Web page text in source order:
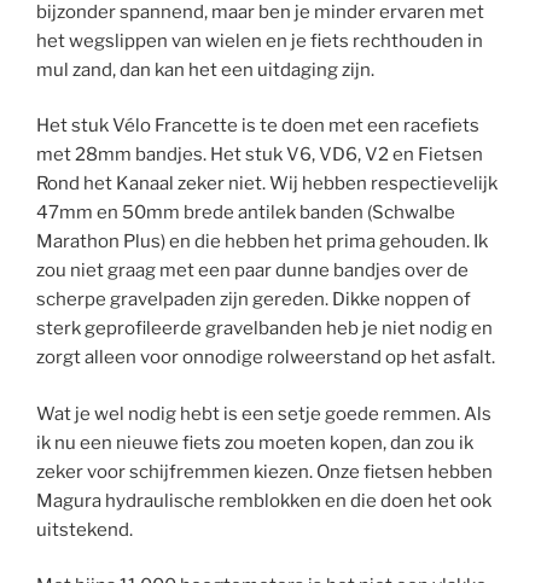
bijzonder spannend, maar ben je minder ervaren met
het wegslippen van wielen en je fiets rechthouden in
mul zand, dan kan het een uitdaging zijn.
Het stuk Vélo Francette is te doen met een racefiets
met 28mm bandjes. Het stuk V6, VD6, V2 en Fietsen
Rond het Kanaal zeker niet. Wij hebben respectievelijk
47mm en 50mm brede antilek banden (Schwalbe
Marathon Plus) en die hebben het prima gehouden. Ik
zou niet graag met een paar dunne bandjes over de
scherpe gravelpaden zijn gereden. Dikke noppen of
sterk geprofileerde gravelbanden heb je niet nodig en
zorgt alleen voor onnodige rolweerstand op het asfalt.
Wat je wel nodig hebt is een setje goede remmen. Als
ik nu een nieuwe fiets zou moeten kopen, dan zou ik
zeker voor schijfremmen kiezen. Onze fietsen hebben
Magura hydraulische remblokken en die doen het ook
uitstekend.